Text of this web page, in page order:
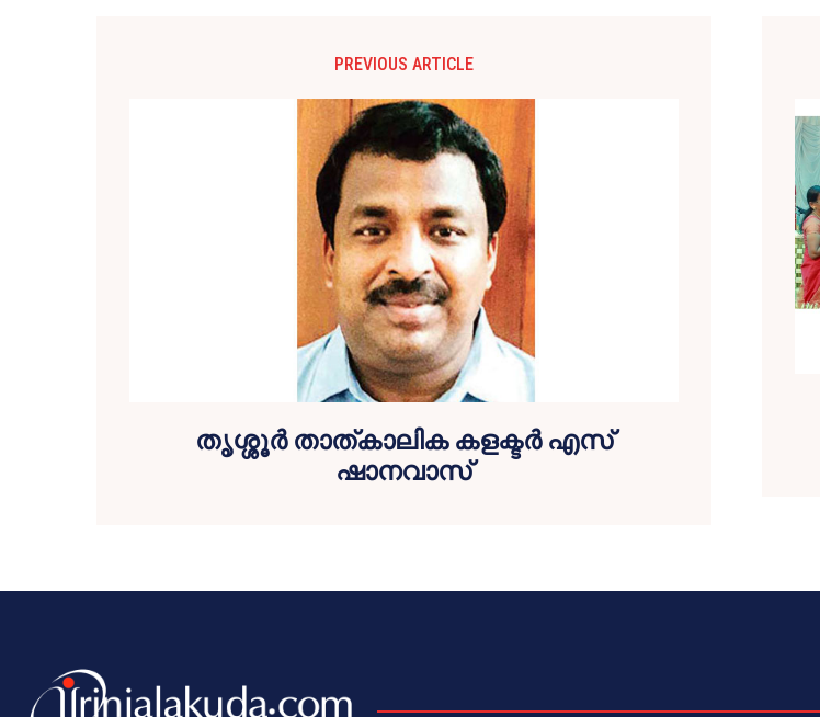
PREVIOUS ARTICLE
തൃശ്ശൂര്‍ താത്കാലിക കളക്ടര്‍ എസ്
ഷാനവാസ്